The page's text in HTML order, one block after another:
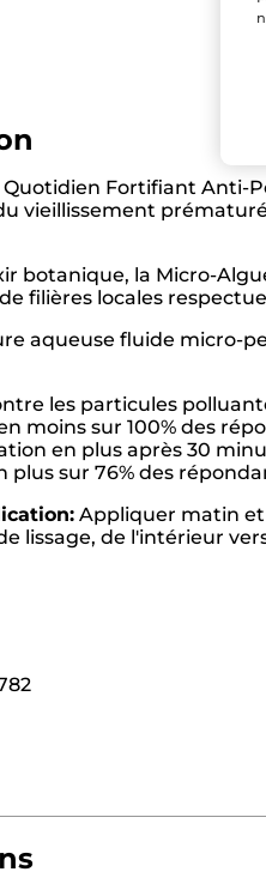
Quotidien Fortifiant Anti-
vieillissement
botanique, la Micro-
de filières locales
aqueuse fluide micro-
les particules
moins sur 100% des
en plus après 30
plus sur 76% des
Appliquer matin et
lissage, de l'intérieur